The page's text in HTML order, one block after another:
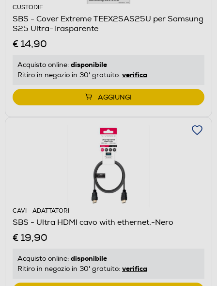
CUSTODIE
SBS - Cover Extreme TEEX2SAS25U per Samsung
S25 Ultra-Trasparente
€ 14,90
Acquisto online: disponibile
Ritiro in negozio in 30' gratuito: verifica
AGGIUNGI
CAVI - ADATTATORI
SBS - Ultra HDMI cavo with ethernet,-Nero
€ 19,90
Acquisto online: disponibile
Ritiro in negozio in 30' gratuito: verifica